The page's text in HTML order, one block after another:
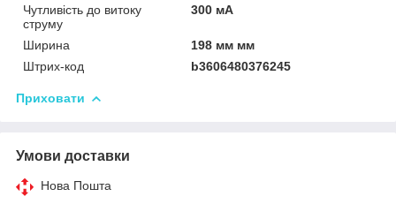
Чутливість до витоку
струму
300 мА
Ширина
198 мм мм
Штрих-код
b3606480376245
Приховати
Умови доставки
Нова Пошта